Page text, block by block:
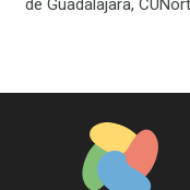
de Guadalajara,